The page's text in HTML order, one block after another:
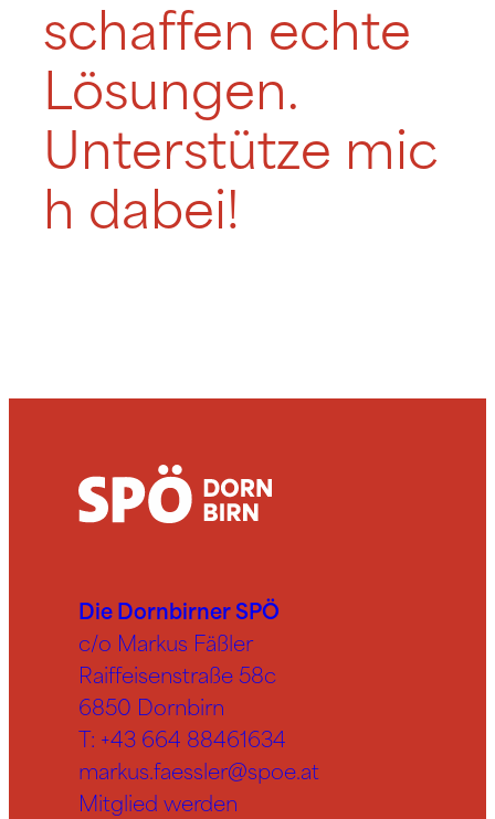
schaffen echte
Lösungen.
Unterstütze mic
h dabei!
Die Dornbirner SPÖ
c/o Markus Fäßler
Raiffeisenstraße 58c
6850 Dornbirn
T: +43 664 88461634
markus.faessler@spoe.at
Mitglied werden